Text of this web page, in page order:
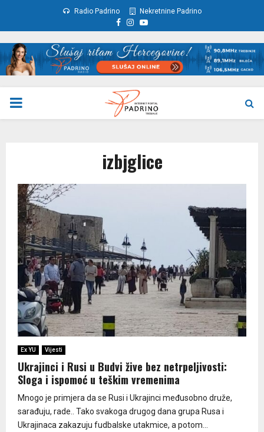
Radio Padrino Nekretnine Padrino
Facebook
Instagram
Youtube
PRIMARY
izbjglice
Ex YU Vijesti
Ukrajinci i Rusi u Budvi žive bez netrpeljivosti:
Sloga i ispomoć u teškim vremenima
Mnogo je primjera da se Rusi i Ukrajinci međusobno druže,
sarađuju, rade.. Tako svakoga drugog dana grupa Rusa i
Ukrajinaca zakazuju fudbalske utakmice, a potom...